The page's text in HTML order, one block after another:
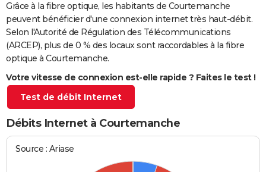
Carte de Noël
Carte Bonne année
Carte Saint-Valentin
Carte Pâques
Carte d'anniversaire
DICTIONNAIRE
PROGRAMME TV
COPAINS D'AVANT
S'inscrire
Se connecter
Lycées
Collèges
Primaires
Universités
Entreprises
Service militaire
Avis de recherche
Bricolage
Lifestyle
Culture
Sport
Auto
Television
Voyage
Cinema
Grâce à la fibre optique, les habitants de Courtemanche
peuvent bénéficier d'une connexion internet très haut-débit.
Selon l'Autorité de Régulation des Télécommunications
(ARCEP), plus de 0 % des locaux sont raccordables à la fibre
optique à Courtemanche.
Votre vitesse de connexion est-elle rapide ? Faites le test !
Test de débit Internet
Débits Internet à Courtemanche
Source : Ariase